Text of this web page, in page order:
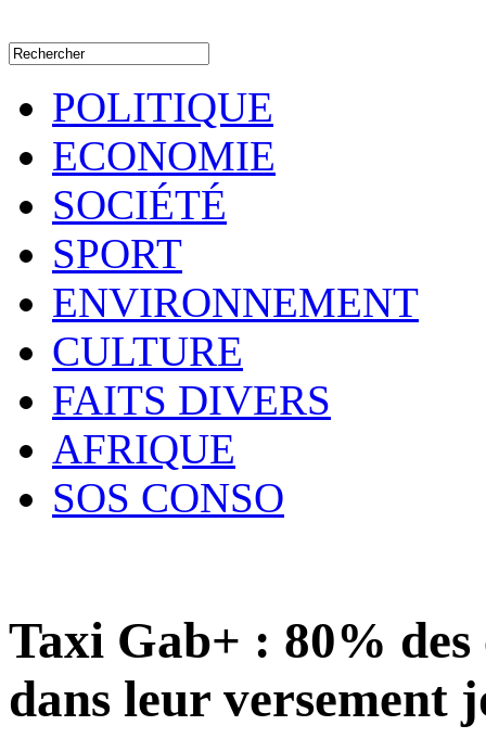
POLITIQUE
ECONOMIE
SOCIÉTÉ
SPORT
ENVIRONNEMENT
CULTURE
FAITS DIVERS
AFRIQUE
SOS CONSO
Taxi Gab+ : 80%
dans leur versement